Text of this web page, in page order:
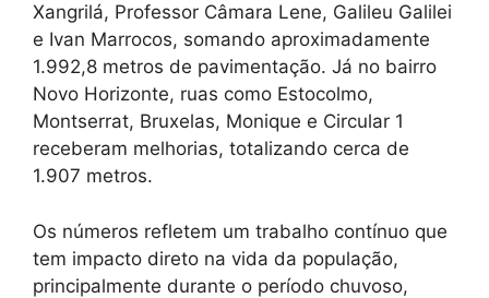
Xangrilá, Professor Câmara Lene, Galileu Galilei
e Ivan Marrocos, somando aproximadamente
1.992,8 metros de pavimentação. Já no bairro
Novo Horizonte, ruas como Estocolmo,
Montserrat, Bruxelas, Monique e Circular 1
receberam melhorias, totalizando cerca de
1.907 metros.
Os números refletem um trabalho contínuo que
tem impacto direto na vida da população,
principalmente durante o período chuvoso,